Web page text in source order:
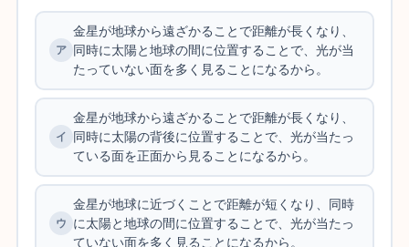
金星が地球から遠ざかることで距離が長くなり、
同時に太陽と地球の間に位置することで、光が当
たっていない面を多く見ることになるから。
金星が地球から遠ざかることで距離が長くなり、
同時に太陽の背後に位置することで、光が当たっ
ている面を正面から見ることになるから。
金星が地球に近づくことで距離が短くなり、同時
に太陽と地球の間に位置することで、光が当たっ
ていない面を多く見ることになるから。